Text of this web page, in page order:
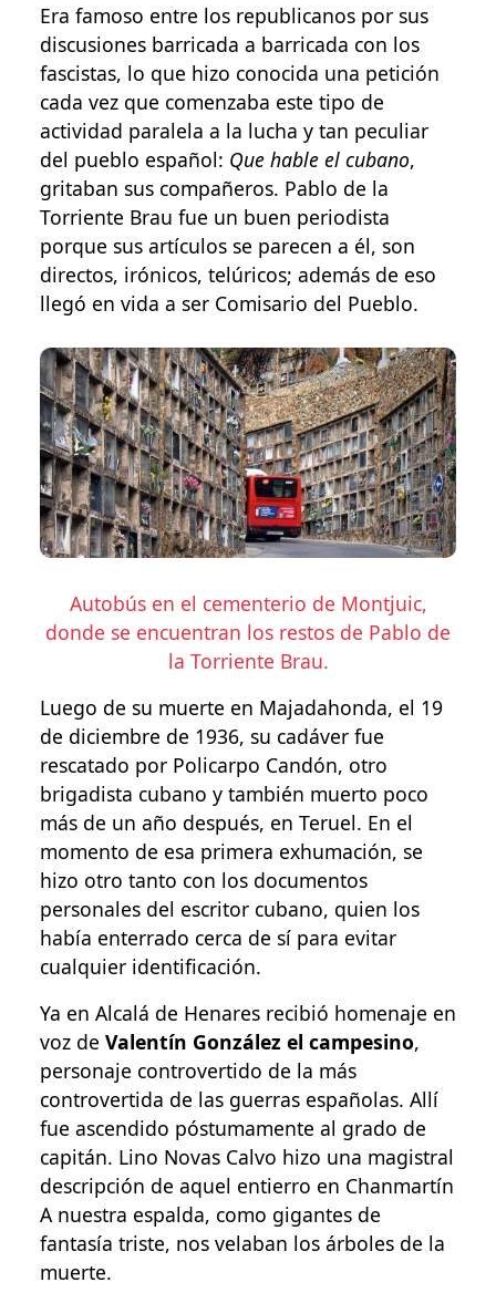
Era famoso entre los republicanos por sus
discusiones barricada a barricada con los
fascistas, lo que hizo conocida una petición
cada vez que comenzaba este tipo de
actividad paralela a la lucha y tan peculiar
del pueblo español: Que hable el cubano,
gritaban sus compañeros. Pablo de la
Torriente Brau fue un buen periodista
porque sus artículos se parecen a él, son
directos, irónicos, telúricos; además de eso
llegó en vida a ser Comisario del Pueblo.
Autobús en el cementerio de Montjuic,
donde se encuentran los restos de Pablo de
la Torriente Brau.
Luego de su muerte en Majadahonda, el 19
de diciembre de 1936, su cadáver fue
rescatado por Policarpo Candón, otro
brigadista cubano y también muerto poco
más de un año después, en Teruel. En el
momento de esa primera exhumación, se
hizo otro tanto con los documentos
personales del escritor cubano, quien los
había enterrado cerca de sí para evitar
cualquier identificación.
Ya en Alcalá de Henares recibió homenaje en
voz de Valentín González el campesino,
personaje controvertido de la más
controvertida de las guerras españolas. Allí
fue ascendido póstumamente al grado de
capitán. Lino Novas Calvo hizo una magistral
descripción de aquel entierro en Chanmartín
A nuestra espalda, como gigantes de
fantasía triste, nos velaban los árboles de la
muerte.